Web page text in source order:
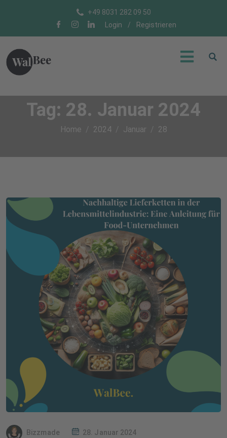
+49 8031 282 09 50
Login
/ Registrieren
Tag: 28. Januar 2024
Home 2024 Januar 28
Bizzmade 28. Januar 2024